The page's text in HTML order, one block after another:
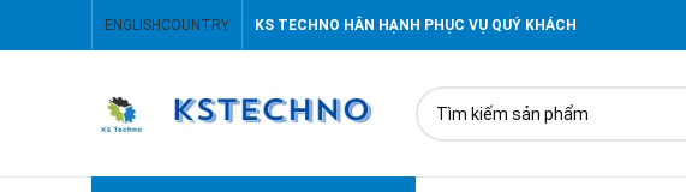
ENGLISH COUNTRY KS TECHNO HÂN HẠNH PHỤC VỤ QUÝ KHÁCH